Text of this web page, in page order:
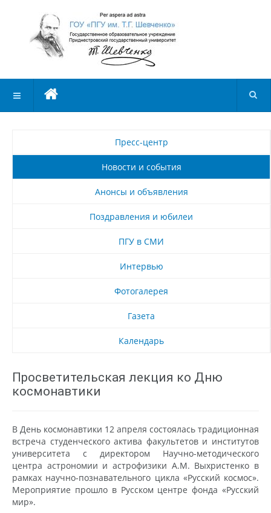
Пресс-центр
Новости и события
Анонсы и объявления
Поздравления и юбилеи
ПГУ в СМИ
Интервью
Фотогалерея
Газета
Календарь
Просветительская лекция ко Дню
космонавтики
В День космонавтики 12 апреля состоялась традиционная
встреча студенческого актива факультетов и институтов
университета с директором Научно-методического
центра астрономии и астрофизики А.М. Выхристенко в
рамках научно-познавательного цикла «Русский космос».
Мероприятие прошло в Русском центре фонда «Русский
мир».